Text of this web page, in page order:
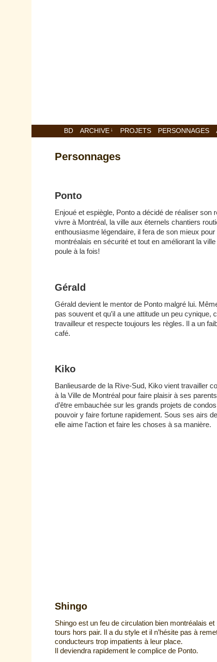
BD ARCHIVE ↓ PROJETS PERSONNAGES
Personnages
Ponto
Enjoué et espiègle, Ponto a décidé de réaliser son
vivre à Montréal, la ville aux éternels chantiers
enthousiasme légendaire, il fera de son mieux
montréalais en sécurité et tout en améliorant la
poule à la fois!
Gérald
Gérald devient le mentor de Ponto malgré lui.
pas souvent et qu’il a une attitude un peu cynique,
travailleur et respecte toujours les règles. Il a un
café.
Kiko
Banlieusarde de la Rive-Sud, Kiko vient travailler
à la Ville de Montréal pour faire plaisir à ses
d’être embauchée sur les grands projets de
pouvoir y faire fortune rapidement. Sous ses airs
elle aime l’action et faire les choses à sa manière.
Shingo
Shingo est un feu de circulation bien montréalais et
tours hors pair. Il a du style et il n’hésite pas à
conducteurs trop impatients à leur place.
Il deviendra rapidement le complice de Ponto.